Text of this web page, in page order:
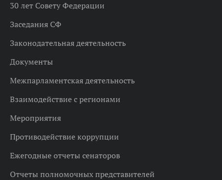
30 лет Совету Федерации
Заседания СФ
Законодательная деятельность
Документы
Межпарламентская деятельность
Взаимодействие с регионами
Мероприятия
Противодействие коррупции
Ежегодные отчеты сенаторов
Отчеты полномочных представителей